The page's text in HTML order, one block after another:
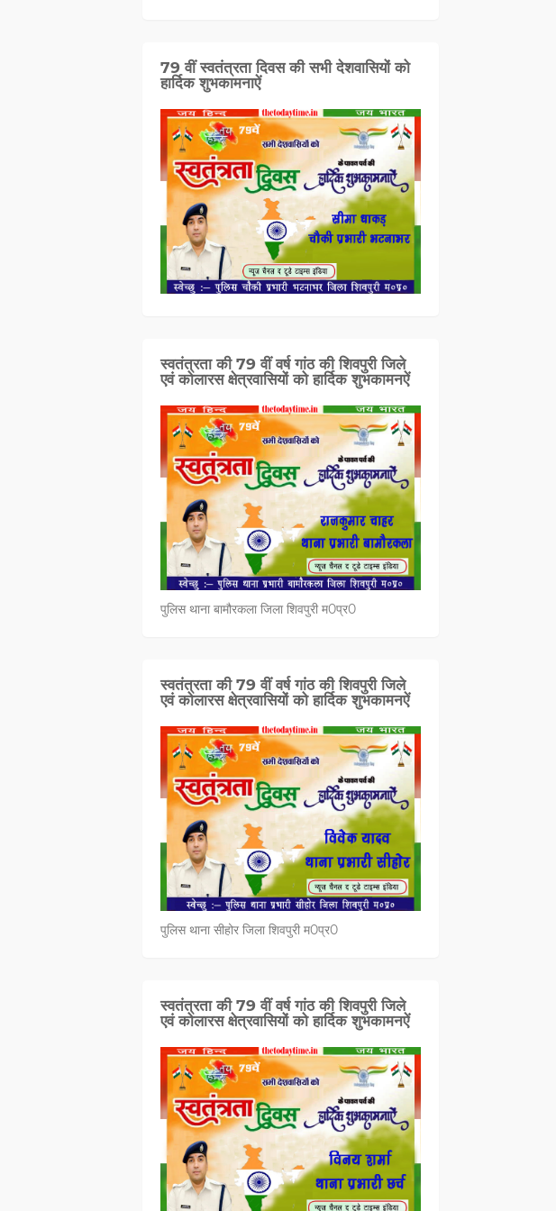
79 वीं स्वतंत्रता दिवस की सभी देशवासियों को
हार्दिक शुभकामनाऐं
स्वतंत्रता की 79 वीं वर्ष गांठ की शिवपुरी जिले
एवं कोलारस क्षेत्रवासियों को हार्दिक शुभकामनऐं
पुलिस थाना बामौरकला जिला शिवपुरी म0प्र0
स्वतंत्रता की 79 वीं वर्ष गांठ की शिवपुरी जिले
एवं कोलारस क्षेत्रवासियों को हार्दिक शुभकामनऐं
पुलिस थाना सीहोर जिला शिवपुरी म0प्र0
स्वतंत्रता की 79 वीं वर्ष गांठ की शिवपुरी जिले
एवं कोलारस क्षेत्रवासियों को हार्दिक शुभकामनऐं